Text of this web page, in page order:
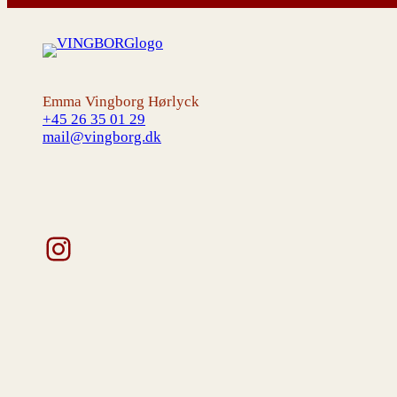
Emma Vingborg Hørlyck
+45 26 35 01 29
mail@vingborg.dk
Instagram